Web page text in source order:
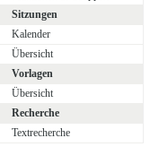
Sitzungen
Kalender
Übersicht
Vorlagen
Übersicht
Recherche
Textrecherche